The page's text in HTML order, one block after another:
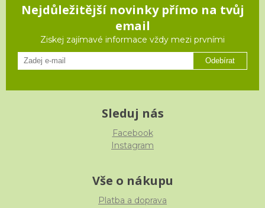
Nejdůležitější novinky přímo na tvůj
email
Ziskej zajímavé informace vždy mezi prvními
Odebírat
Sleduj nás
Facebook
Instagram
Vše o nákupu
Platba a doprava